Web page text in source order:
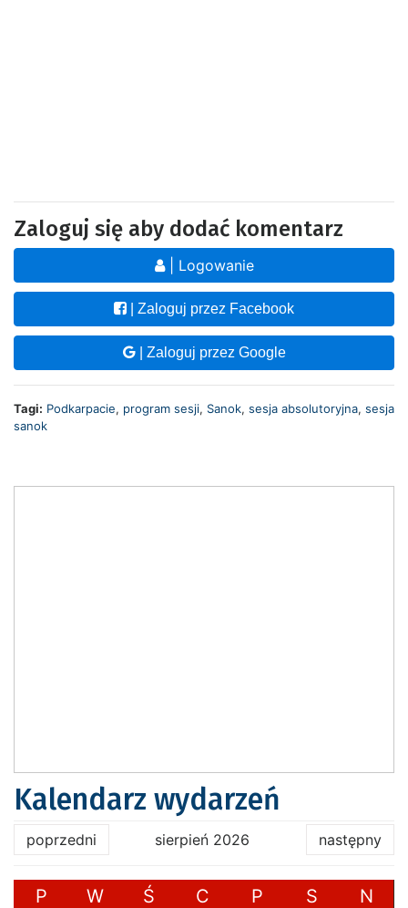
Zaloguj się aby dodać komentarz
| Logowanie
| Zaloguj przez Facebook
| Zaloguj przez Google
Tagi: Podkarpacie, program sesji, Sanok, sesja absolutoryjna, sesja
sanok
Kalendarz wydarzeń
poprzedni sierpień 2026 następny
P W Ś C P S N